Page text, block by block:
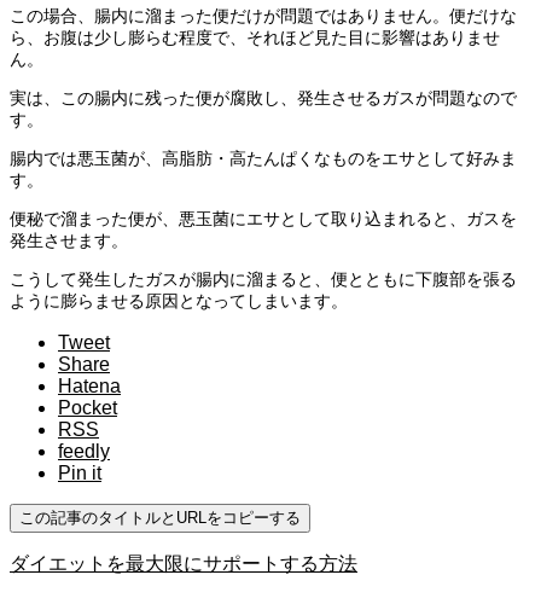
この場合、腸内に溜まった便だけが問題ではありません。便だけな
ら、お腹は少し膨らむ程度で、それほど見た目に影響はありませ
ん。
実は、この腸内に残った便が腐敗し、発生させるガスが問題なので
す。
腸内では悪玉菌が、高脂肪・高たんぱくなものをエサとして好みま
す。
便秘で溜まった便が、悪玉菌にエサとして取り込まれると、ガスを
発生させます。
こうして発生したガスが腸内に溜まると、便とともに下腹部を張る
ように膨らませる原因 となってしまいます。
Tweet
Share
Hatena
Pocket
RSS
feedly
Pin it
この記事のタイトルとURLをコピーする
ダイエットを最大限にサポートする方法